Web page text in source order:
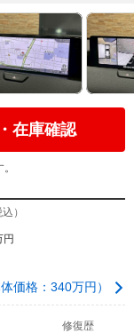
在庫確認
）
円
価格：340万円）
修復歴